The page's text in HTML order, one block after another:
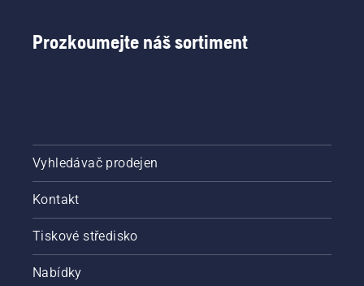
Prozkoumejte náš sortiment
Vyhledávač prodejen
Kontakt
Tiskové středisko
Nabídky